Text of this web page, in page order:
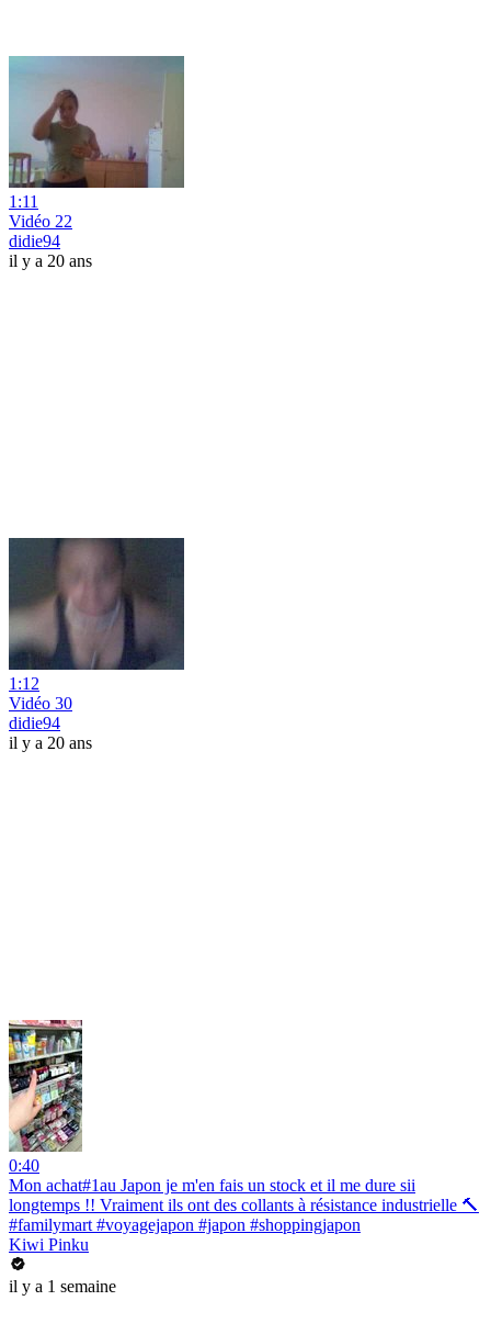
1:11
Vidéo 22
didie94
il y a 20 ans
1:12
Vidéo 30
didie94
il y a 20 ans
0:40
Mon achat#1au Japon je m'en fais un stock et il me dure sii
longtemps !! Vraiment ils ont des collants à résistance industrielle 🔨
#familymart #voyagejapon #japon #shoppingjapon
Kiwi Pinku
il y a 1 semaine